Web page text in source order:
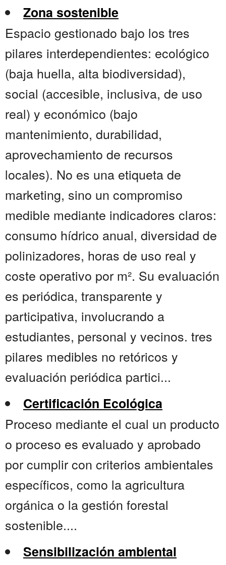
Zona sostenible
Espacio gestionado bajo los tres
pilares interdependientes: ecológico
(baja huella, alta biodiversidad),
social (accesible, inclusiva, de uso
real) y económico (bajo
mantenimiento, durabilidad,
aprovechamiento de recursos
locales). No es una etiqueta de
marketing, sino un compromiso
medible mediante indicadores claros:
consumo hídrico anual, diversidad de
polinizadores, horas de uso real y
coste operativo por m². Su evaluación
es periódica, transparente y
participativa, involucrando a
estudiantes, personal y vecinos. tres
pilares medibles no retóricos y
evaluación periódica partici...
Certificación Ecológica
Proceso mediante el cual un producto
o proceso es evaluado y aprobado
por cumplir con criterios ambientales
específicos, como la agricultura
orgánica o la gestión forestal
sostenible....
Sensibilización ambiental